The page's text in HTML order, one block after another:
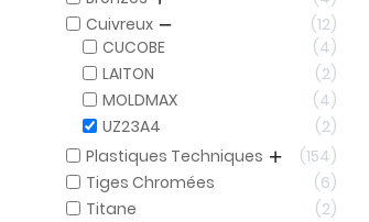
Cuivreux
12
CUCOBE
4
LAITON
2
MOLDMAX
4
UZ23A4
2
Plastiques Techniques
154
Tiges Chromées
6
Titane
2